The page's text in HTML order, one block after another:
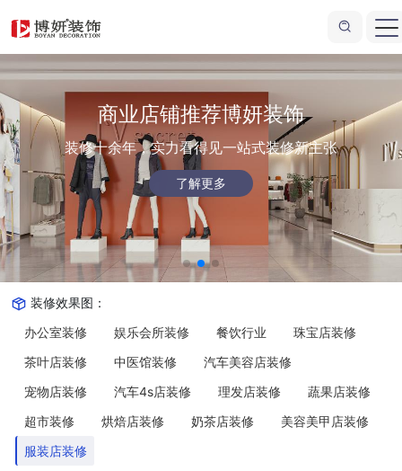
商业店铺推荐博妍装饰
装修十余年，实力看得见一站式装修新主张
了解更多
装修效果图：
办公室装修
娱乐会所装修 餐饮行业
珠宝店装修
茶叶店装修
中医馆装修
汽车美容店装修
宠物店装修
汽车4s店装修 理发店装修
蔬果店装修
超市装修
烘焙店装修 奶茶店装修
美容美甲店装修
服装店装修